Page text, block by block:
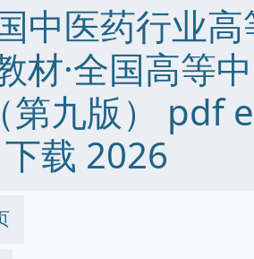
中医药行业高
材·全国高等
第九版） pdf
载 2026